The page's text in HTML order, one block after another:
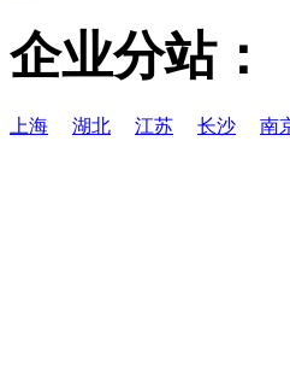
企业分站：
上海 湖北 江苏 长沙 南